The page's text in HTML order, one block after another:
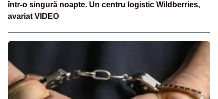
într-o singură noapte. Un centru logistic Wildberries,
avariat VIDEO